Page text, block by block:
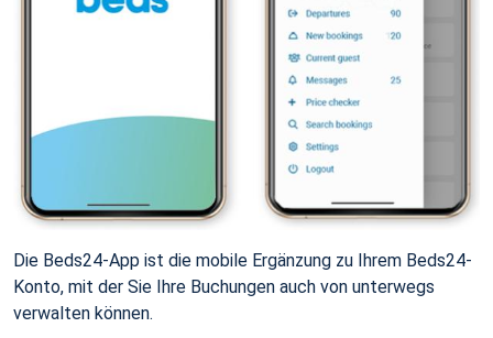
Die Beds24-App ist die mobile Ergänzung zu Ihrem Beds24-
Konto, mit der Sie Ihre Buchungen auch von unterwegs
verwalten können.